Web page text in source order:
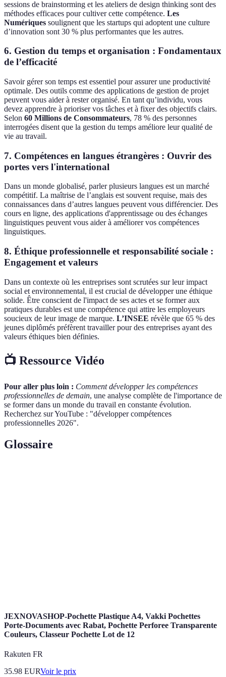
sessions de brainstorming et les ateliers de design thinking sont des
méthodes efficaces pour cultiver cette compétence. Les
Numériques soulignent que les startups qui adoptent une culture
d’innovation sont 30 % plus performantes que les autres.
6. Gestion du temps et organisation : Fondamentaux
de l’efficacité
Savoir gérer son temps est essentiel pour assurer une productivité
optimale. Des outils comme des applications de gestion de projet
peuvent vous aider à rester organisé. En tant qu’individu, vous
devez apprendre à prioriser vos tâches et à fixer des objectifs clairs.
Selon 60 Millions de Consommateurs, 78 % des personnes
interrogées disent que la gestion du temps améliore leur qualité de
vie au travail.
7. Compétences en langues étrangères : Ouvrir des
portes vers l'international
Dans un monde globalisé, parler plusieurs langues est un marché
compétitif. La maîtrise de l’anglais est souvent requise, mais des
connaissances dans d’autres langues peuvent vous différencier. Des
cours en ligne, des applications d'apprentissage ou des échanges
linguistiques peuvent vous aider à améliorer vos compétences
linguistiques.
8. Éthique professionnelle et responsabilité sociale :
Engagement et valeurs
Dans un contexte où les entreprises sont scrutées sur leur impact
social et environnemental, il est crucial de développer une éthique
solide. Être conscient de l'impact de ses actes et se former aux
pratiques durables est une compétence qui attire les employeurs
soucieux de leur image de marque. L’INSEE révèle que 65 % des
jeunes diplômés préfèrent travailler pour des entreprises ayant des
valeurs éthiques bien définies.
📺 Ressource Vidéo
Pour aller plus loin : Comment développer les compétences
professionnelles de demain, une analyse complète de l'importance de
se former dans un monde du travail en constante évolution.
Recherchez sur YouTube : "développer compétences
professionnelles 2026".
Glossaire
JEXNOVASHOP-Pochette Plastique A4, Vakki Pochettes
Porte-Documents avec Rabat, Pochette Perforee Transparente
Couleurs, Classeur Pochette Lot de 12
Rakuten FR
35.98 EURVoir le prix